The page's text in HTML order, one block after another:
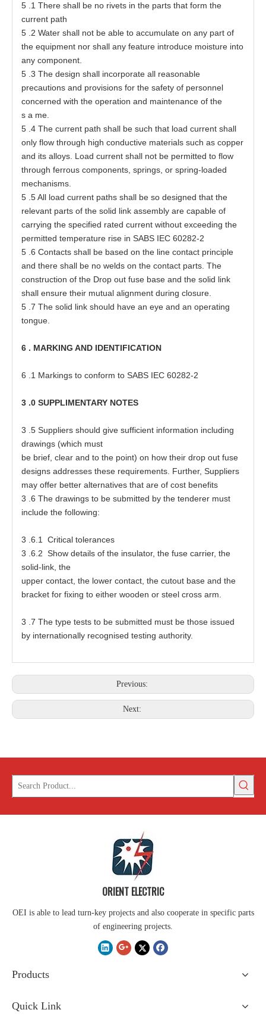
5 .1 There shall be no rivets in the parts that form the
current path
5 .2 Water shall not be able to accumulate on any part of
the equipment nor shall any feature introduce moisture into
any component.
5 .3 The design shall incorporate all reasonable
precautions and provisions for the safety of personnel
concerned with the operation and maintenance of the
s a me
5 .4 The current path shall be such that load current shall
only flow through high conductive materials such as copper
and its alloys . Load current shall not be permitted to flow
through ferrous components springs , or spring-loaded
mechanisms
5 .5 All load current paths shall be so designed that the
relevant parts of the solid link assembly are capable of
carrying the specified rated current without exceeding the
permitted temperature rise in SABS IEC 60282-2
5 .6 Contacts shall be based on the line contact principle
and there shall be no welds on the contact parts The
construction of the Drop out fuse base and the solid link
shall ensure their mutual alignment during closure
5 .7 The solid link should have an eye and an operating
tongue
6 . MARKING AND IDENTIFICATION
6 .1 Markings to conform to SABS IEC 60282-2
3 .0 SUPPLIMENTARY NOTES
3 .5 Suppliers should give sufficient information including
drawings (which must
be brief, clear and to the point) on how their drop out fuse
designs addresses these requirements. Further, Suppliers
may offer better alternatives that are of cost benefits
3 .6 The drawings to be submitted by the tenderer must
include the following:
3 .6.1 Critical tolerances
3 .6.2 Show details of the insulator, the fuse carrier, the
solid-link, the
upper contact, the lower contact the cutout base and the
bracket for fixing to either wooden or steel cross arm.
3 .7 The type tests to be submitted must be those issued
by internationally recognised testing authority.
Previous:
Next:
ORIENT ELECTRIC
OEI is able to lead turn-key projects and also cooperate in specific parts
of engineering projects.
Products
Quick Link